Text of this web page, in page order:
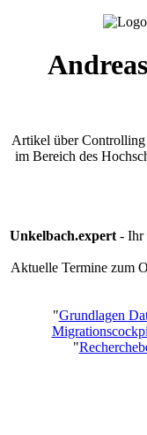
Artikel über Controlling
im Bereich des
Unkelbach.expert- Ihr
Aktuelle Termine zum
"Grundlagen
"